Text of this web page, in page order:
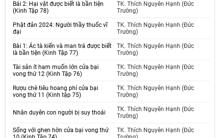
Bái 2: Hại vật được biết là bần tiện
(Kinh Tập 78)
TK. Thích Nguyên Hạnh (Đức
Trường)
Phật đản 2024: Người thầy thuốc vĩ
đại
TK. Thích Nguyên Hạnh (Đức
Trường)
Bài 1: Ác tà kiến và man trá được biết
là bần tiện (Kinh Tập 77)
TK. Thích Nguyên Hạnh (Đức
Trường)
Tài sản ít ham muốn lớn cửa bại
vong thứ 12 (Kinh Tập 76)
TK. Thích Nguyên Hạnh (Đức
Trường)
Rượu chè tiêu hoang phí cửa bại
vong thứ 11 (Kinh tập 75)
TK. Thích Nguyên Hạnh (Đức
Trường)
Nhân duyên con người bị suy thoái
TK. Thích Nguyên Hạnh (Đức
Trường)
Sống với ghen hờn cửa bại vong thứ
TK. Thích Nguyên Hạnh (Đức